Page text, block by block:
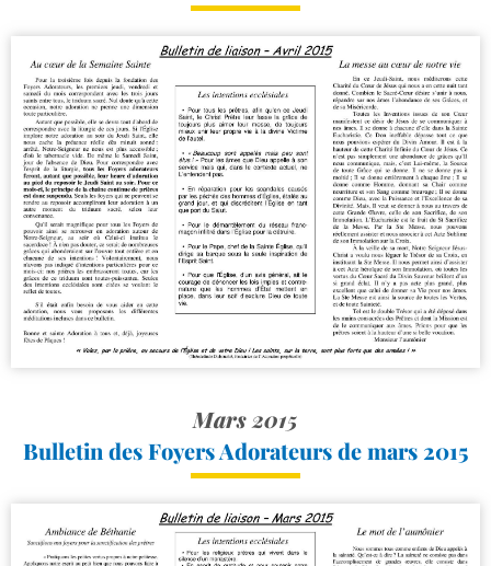
Mars 2015
Bulletin des Foyers Adorateurs de mars 2015